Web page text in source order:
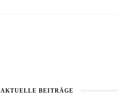
AKTUELLE BEITRÄGE